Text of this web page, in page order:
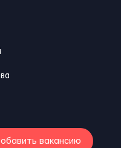
вакансию